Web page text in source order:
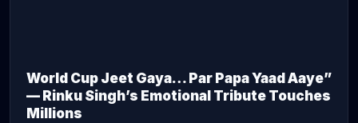
World Cup Jeet Gaya… Par Papa Yaad Aaye”
— Rinku Singh’s Emotional Tribute Touches
Millions